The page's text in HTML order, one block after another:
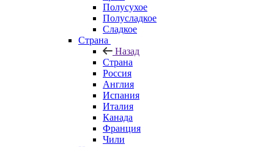
Полусухое
Полусладкое
Сладкое
Страна
Назад
Страна
Россия
Англия
Испания
Италия
Канада
Франция
Чили